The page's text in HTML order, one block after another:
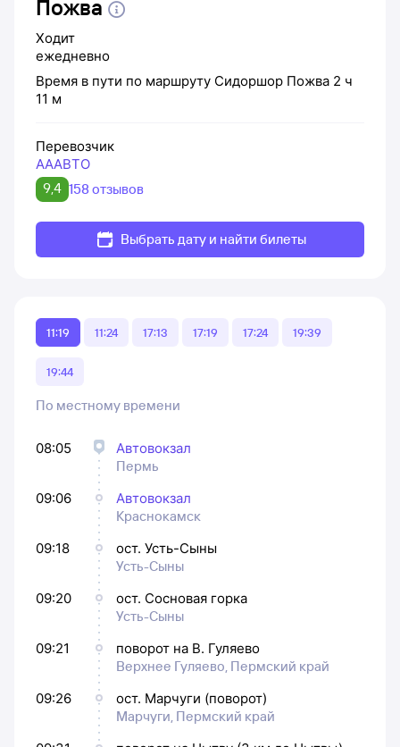
Пожва
Ходит
ежедневно
Время в пути по маршруту Сидоршор Пожва 2 ч
11 м
Перевозчик
АААВТО
9,4 158 отзывов
Выбрать дату и найти билеты
11:19 11:24 17:13 17:19 17:24 19:39
19:44
По местному времени
08:05
Автовокзал
Пермь
09:06
Автовокзал
Краснокамск
09:18
ост. Усть-Сыны
Усть-Сыны
09:20
ост. Сосновая горка
Усть-Сыны
09:21
поворот на В. Гуляево
Верхнее Гуляево, Пермский край
09:26
ост. Марчуги (поворот)
Марчуги, Пермский край